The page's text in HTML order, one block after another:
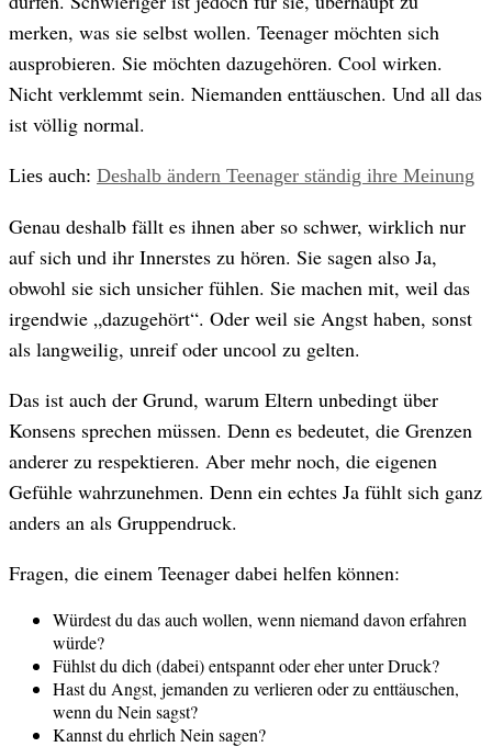
merken, was sie selbst wollen. Teenager möchten sich
ausprobieren. Sie möchten dazugehören. Cool wirken.
Nicht verklemmt sein. Niemanden enttäuschen. Und all das
ist völlig normal.
Lies auch: Deshalb ändern Teenager ständig ihre Meinung
Genau deshalb fällt es ihnen aber so schwer, wirklich nur
auf sich und ihr Innerstes zu hören. Sie sagen also Ja,
obwohl sie sich unsicher fühlen. Sie machen mit, weil das
irgendwie „dazugehört“. Oder weil sie Angst haben, sonst
als langweilig, unreif oder uncool zu gelten.
Das ist auch der Grund, warum Eltern unbedingt über
Konsens sprechen müssen. Denn es bedeutet, die Grenzen
anderer zu respektieren. Aber mehr noch, die eigenen
Gefühle wahrzunehmen. Denn ein echtes Ja fühlt sich ganz
anders an als Gruppendruck.
Fragen, die einem Teenager dabei helfen können:
Würdest du das auch wollen, wenn niemand davon erfahren
würde?
Fühlst du dich (dabei) entspannt oder eher unter Druck?
Hast du Angst, jemanden zu verlieren oder zu enttäuschen,
wenn du Nein sagst?
Kannst du ehrlich Nein sagen?